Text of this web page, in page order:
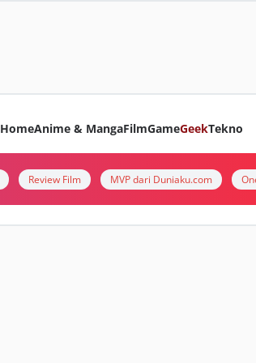
HomeAnime & MangaFilmGameGeekTekno
Review Film MVP dari Duniaku.com